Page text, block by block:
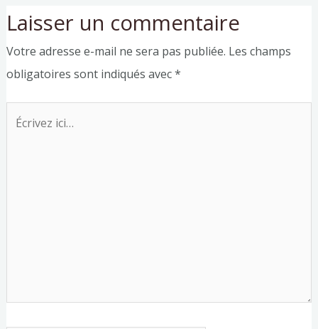
Laisser un commentaire
Votre adresse e-mail ne sera pas publiée. Les champs
obligatoires sont indiqués avec*
Écrivez